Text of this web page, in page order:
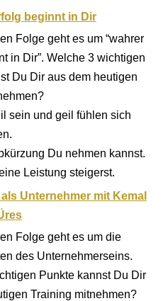
beginnt in Dir
Folge geht es um “wahrer
in Dir”. Welche 3 wichtigen
Du Dir aus dem heutigen
sein und geil fühlen sich
Du nehmen kannst.
Leistung steigerst.
Unternehmer mit Kemal
Folge geht es um die
des Unternehmerseins.
Punkte kannst Du Dir
Training mitnehmen?